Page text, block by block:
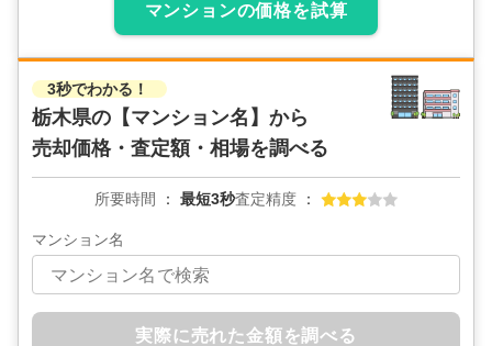
マンションの価格を試算
3秒でわかる！
栃木県の 【マンション名】から
売却価格・査定額・相場を調べる
所要時間 最短3秒査定精度
マンション名
実際に売れた金額を調べる